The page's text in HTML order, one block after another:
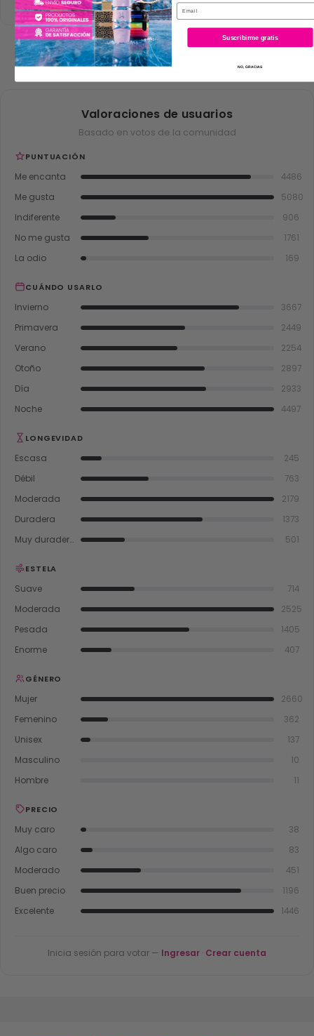
VER MÁS OPINIONES
Valoraciones de usuarios
Basado en votos de la comunidad
PUNTUACIÓN
Me encanta 4486
Me gusta 5080
Indiferente 906
No me gusta 1761
La odio 169
CUÁNDO USARLO
Invierno 3667
Primavera 2449
Verano 2254
Otoño 2897
Día 2933
Noche 4497
LONGEVIDAD
Escasa 245
Débil 763
Moderada 2179
Duradera 1373
Muy duradera 501
ESTELA
Suave 714
Moderada 2525
Pesada 1405
Enorme 407
GÉNERO
Mujer 2660
Femenino 362
Unisex 137
Masculino 10
Hombre 11
PRECIO
Muy caro 38
Algo caro 83
Moderado 451
Buen precio 1196
Excelente 1446
Inicia sesión para votar — Ingresar · Crear cuenta
Email
Suscribirme gratis
NO, GRACIAS